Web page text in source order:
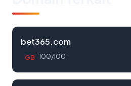
bet365.com
GB 100/100